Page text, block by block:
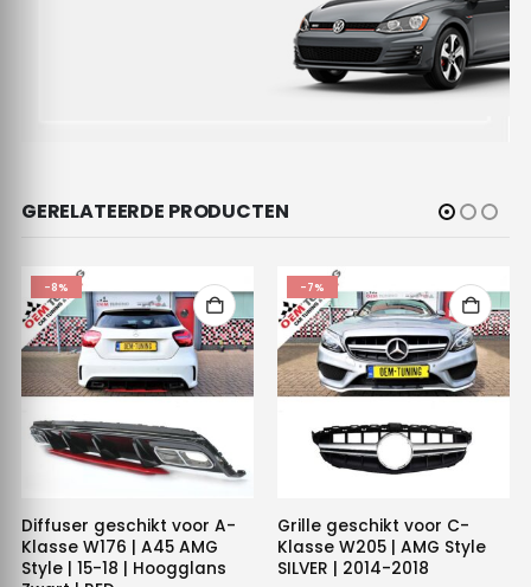
GERELATEERDE PRODUCTEN
-8%
Diffuser geschikt voor A-
Klasse W176 | A45 AMG
Style | 15-18 | Hoogglans
-7%
Grille geschikt voor C-
Klasse W205 | AMG Style
SILVER | 2014-2018